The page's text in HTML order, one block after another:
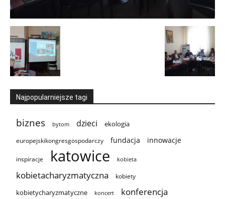
Najpopularniejsze tagi
biznes bytom dzieci ekologia
europejskikongresgospodarczy fundacja innowacje
inspiracje katowice kobieta
kobietacharyzmatyczna kobiety
kobietycharyzmatyczne koncert konferencja